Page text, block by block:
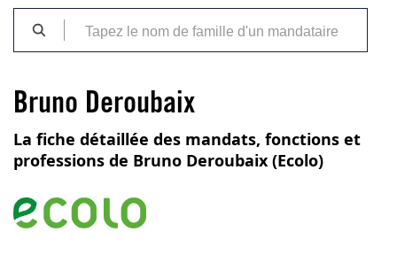
Bruno Deroubaix
La fiche détaillée des mandats, fonctions et
professions de Bruno Deroubaix (Ecolo)